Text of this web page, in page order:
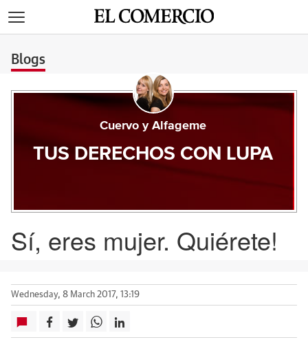
Blogs
Cuervo y Alfageme
TUS DERECHOS CON LUPA
Sí, eres mujer. Quiérete!
Wednesday, 8 March 2017, 13:19